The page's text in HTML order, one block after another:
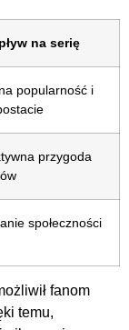
na serię
popularność i
przygoda
społeczności
fanom
temu,